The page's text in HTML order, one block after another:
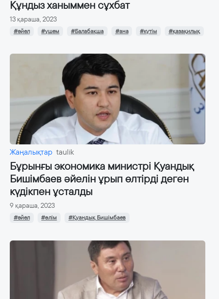
Құндыз ханыммен сұхбат
13 қараша, 2023
#әйел #үшем #Балабақша #ана #күтім #қазақилық
Жаңалықтар taulik
Бұрынғы экономика министрі Қуандық
Бишімбаев әйелін ұрып өлтірді деген
күдікпен ұсталды
9 қараша, 2023
#әйел #өлім #Қуандық Бишімбаев